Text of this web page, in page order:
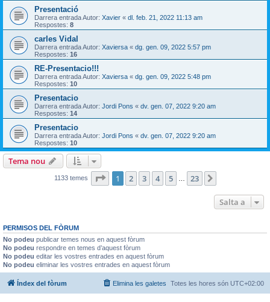
Presentació
Darrera entrada Autor: Xavier « dl. feb. 21, 2022 11:13 am
Respostes: 8
carles Vidal
Darrera entrada Autor: Xaviersa « dg. gen. 09, 2022 5:57 pm
Respostes: 16
RE-Presentacio!!!
Darrera entrada Autor: Xaviersa « dg. gen. 09, 2022 5:48 pm
Respostes: 10
Presentacio
Darrera entrada Autor: Jordi Pons « dv. gen. 07, 2022 9:20 am
Respostes: 14
Presentacio
Darrera entrada Autor: Jordi Pons « dv. gen. 07, 2022 9:20 am
Respostes: 10
Tema nou
1133 temes Pàgina de 23
1 2 3 4 5 23
Salta a
PERMISOS DEL FÒRUM
No podeu publicar temes nous en aquest fòrum
No podeu respondre en temes d’aquest fòrum
No podeu editar les vostres entrades en aquest fòrum
No podeu eliminar les vostres entrades en aquest fòrum
Índex del fòrum Totes les hores són UTC+02:00
Elimina les galetes